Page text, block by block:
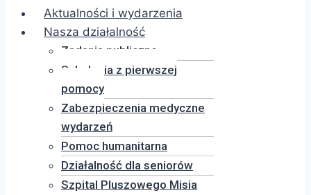
Aktualności i wydarzenia
Nasza działalność
Zadania publiczne
Szkolenia z pierwszej
pomocy
Zabezpieczenia medyczne
wydarzeń
Pomoc humanitarna
Działalność dla seniorów
Szpital Pluszowego Misia